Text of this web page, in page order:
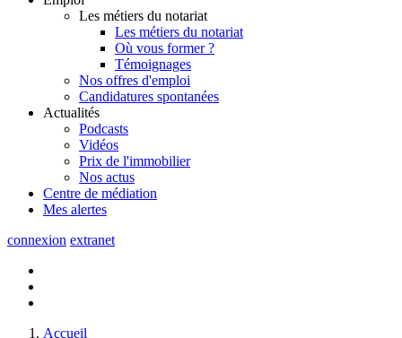
Les métiers du notariat
Les métiers du notariat
Où vous former ?
Témoignages
Nos offres d'emploi
Candidatures spontanées
Actualités
Podcasts
Vidéos
Prix de l'immobilier
Nos actus
Centre de médiation
Mes alertes
connexion extranet
Accueil